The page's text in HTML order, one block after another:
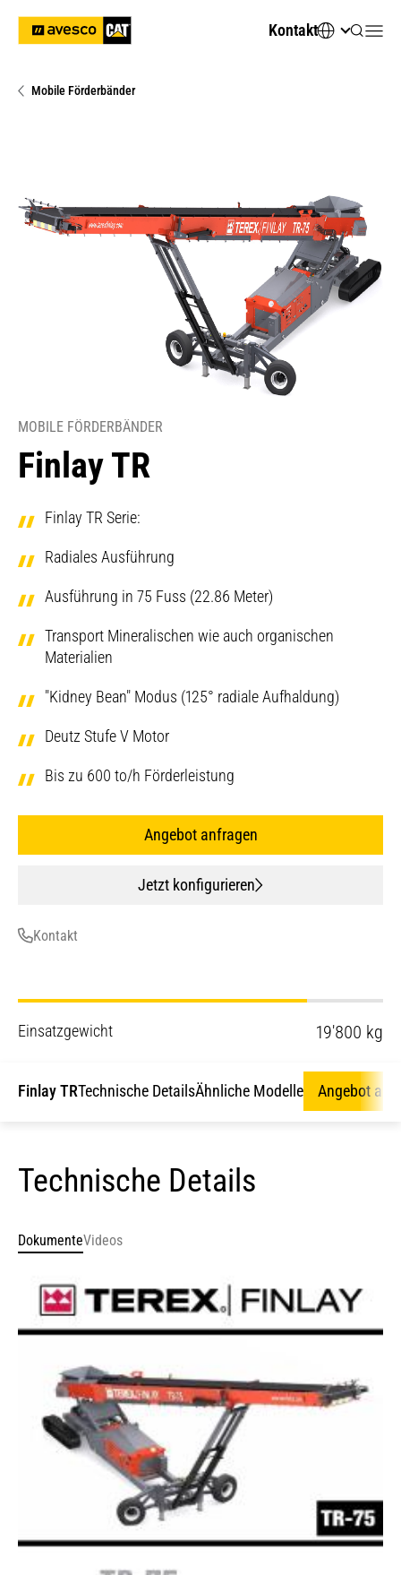
Kontakt
Mobile Förderbänder
MOBILE FÖRDERBÄNDER
Finlay TR
Finlay TR Serie:
Radiales Ausführung
Ausführung in 75 Fuss (22.86 Meter)
Transport Mineralischen wie auch organischen
Materialien
"Kidney Bean" Modus (125° radiale Aufhaldung)
Deutz Stufe V Motor
Bis zu 600 to/h Förderleistung
Angebot anfragen
Jetzt konfigurieren
Kontakt
19'800 kg
Einsatzgewicht
Finlay TRTechnische DetailsÄhnliche Modelle Angebot
Technische Details
DokumenteVideos